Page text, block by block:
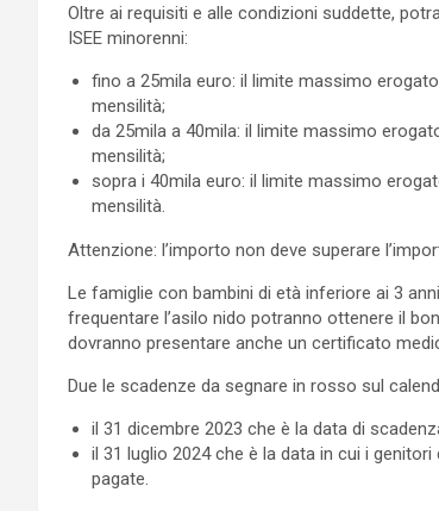
Oltre ai requisiti e alle condizioni suddette,
ISEE minorenni:
fino a 25mila euro: il limite massimo
mensilità;
da 25mila a 40mila: il limite massimo
mensilità;
sopra i 40mila euro: il limite massimo
mensilità.
Attenzione: l’importo non deve superare
Le famiglie con bambini di età inferiore ai 3
frequentare l’asilo nido potranno ottenere il
dovranno presentare anche un certificato
Due le scadenze da segnare in rosso sul
il 31 dicembre 2023 che è la data di
il 31 luglio 2024 che è la data in cui i
pagate.